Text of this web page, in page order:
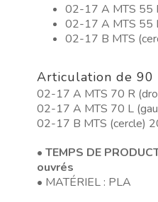
02-17 A MTS 55
02-17 A MTS 55
02-17 B MTS
Articulation de 90
02-17 A MTS 70 R
02-17 A MTS 70 L
02-17 B MTS (cercle)
•TEMPS DE
ouvrés
• MATÉRIEL : PLA